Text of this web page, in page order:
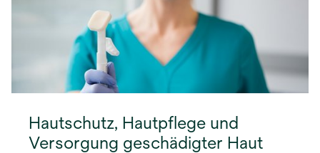
Hautschutz, Hautpflege und
Versorgung geschädigter Haut